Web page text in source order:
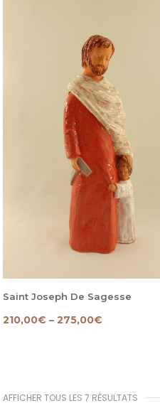
Saint Joseph De Sagesse
210,00€ – 275,00€
AFFICHER TOUS LES 7 RÉSULTATS